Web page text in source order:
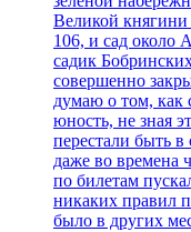
Великой
106, и сад около
садик
совершенно
думаю о том, как
юность, не зная
перестали быть
даже во времена
по билетам
никаких правил
было в других